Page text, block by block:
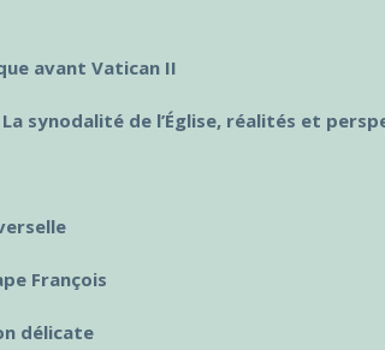
avant Vatican II
synodalité de l’Église, réalités et
François
délicate